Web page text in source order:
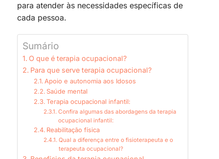
para atender às necessidades específicas de
cada pessoa.
Sumário
O que é terapia ocupacional?
Para que serve terapia ocupacional?
Apoio e autonomia aos Idosos
Saúde mental
Terapia ocupacional infantil:
Confira algumas das abordagens da terapia
ocupacional infantil:
Reabilitação física
Qual a diferença entre o fisioterapeuta e o
terapeuta ocupacional?